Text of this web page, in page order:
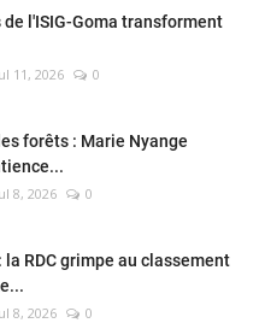
l'ISIG-Goma transforment
11, 2026 0
forêts : Marie Nyange
8, 2026 0
la RDC grimpe au classement
8, 2026 0